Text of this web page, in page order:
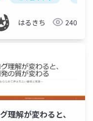
はるきち 240
理解が変わると、